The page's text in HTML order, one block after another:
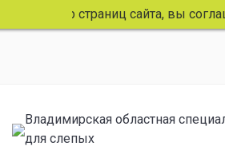
просмотр страниц сайта, вы
Владимирская областная
для слепых